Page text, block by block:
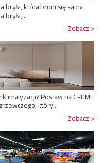
bryła, która broni się sama
bryła,...
Zobacz >
Postaw na G-TIME
który...
Zobacz >